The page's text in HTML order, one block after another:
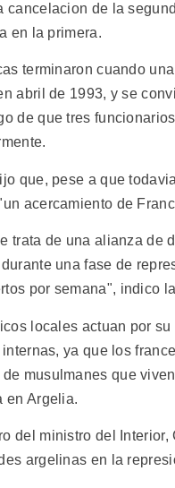
cancelacion de la
en la primera.
terminaron cuando
abril de 1993, y se
de que tres
que, pese a que
acercamiento de
trata de una alianza de
una fase de
por semana", indico
locales actuan por
ya que los
musulmanes que
en Argelia.
del ministro del
argelinas en la